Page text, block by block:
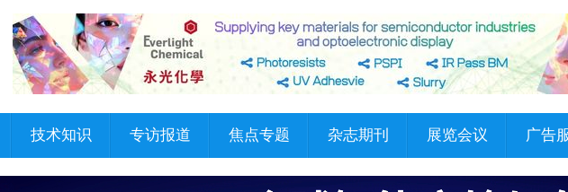
技术知识 专访报道 焦点专题 杂志期刊 展览会议 广告